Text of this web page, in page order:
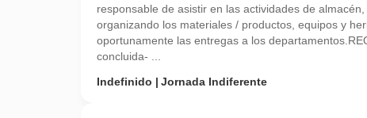
responsable de asistir en las actividades de
organizando los materiales / productos, equipos y
oportunamente las entregas a los
concluida- ...
Indefinido
Jornada Indiferente